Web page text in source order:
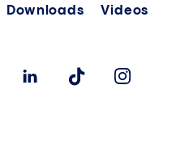
Downloads Videos